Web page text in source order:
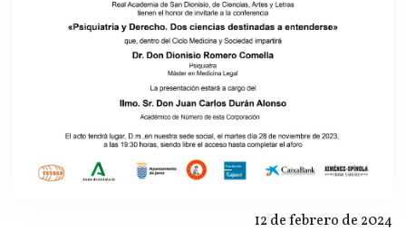
12 de febrero de 2024